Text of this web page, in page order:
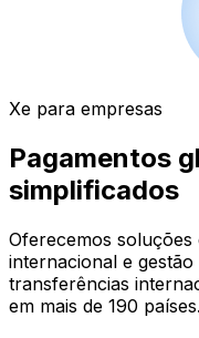
Xe para empresas
Pagamentos
simplificados
Oferecemos
internacional e
transferências
em mais de 190 países.